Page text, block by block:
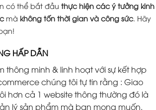
có thể bắt đầu thực hiện các ý tưởng kinh
mà không tốn thời gian và công sức. Hãy
HẤP DẪN
thông minh & linh hoạt với sự kết hợp
chúng tôi tự tin rằng : Giao
hơn cả 1 website thông thường đó là
lý sản phẩm mà bạn mong muốn.